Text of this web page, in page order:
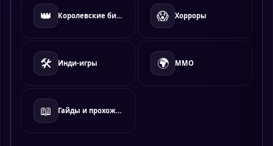
👑 Королевские битвы 😱 Хорроры
🛠️ Инди-игры 🌍 MMO
📖 Гайды и прохождения